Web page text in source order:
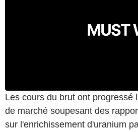
Les cours du brut ont progressé
de marché soupesant des
sur l'enrichissement d'uranium